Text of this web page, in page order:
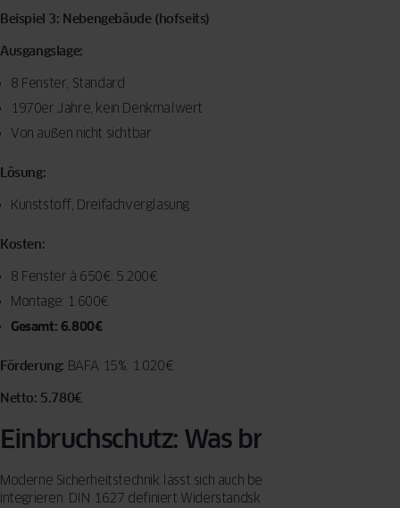
Beispiel 3: Nebengebäude (hofseits)
Ausgangslage:
8 Fenster, Standard
1970er Jahre, kein Denkmalwert
Von außen nicht sichtbar
Lösung:
Kunststoff, Dreifachverglasung
Kosten:
8 Fenster à 650€: 5.200€
Montage: 1.600€
Gesamt: 6.800€
Förderung: BAFA 15%: 1.020€
Netto: 5.780€
Einbruchschutz: Was bringt was
Moderne Sicherheitstechnik lässt sich auch bei historischen Fenstern
integrieren. DIN 1627 definiert Widerstandsklassen (RC):